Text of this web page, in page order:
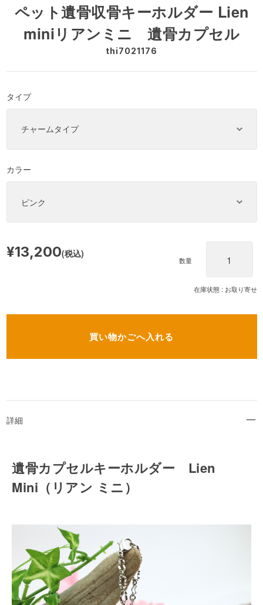
ペット遺骨収骨キーホルダー Lien
miniリアンミニ 遺骨カプセル
thi7021176
タイプ
カラー
在庫状態 : お取り寄せ
¥13,200(税込)
数量
詳細
遺骨カプセルキーホルダー Lien
Mini（リアン ミニ）